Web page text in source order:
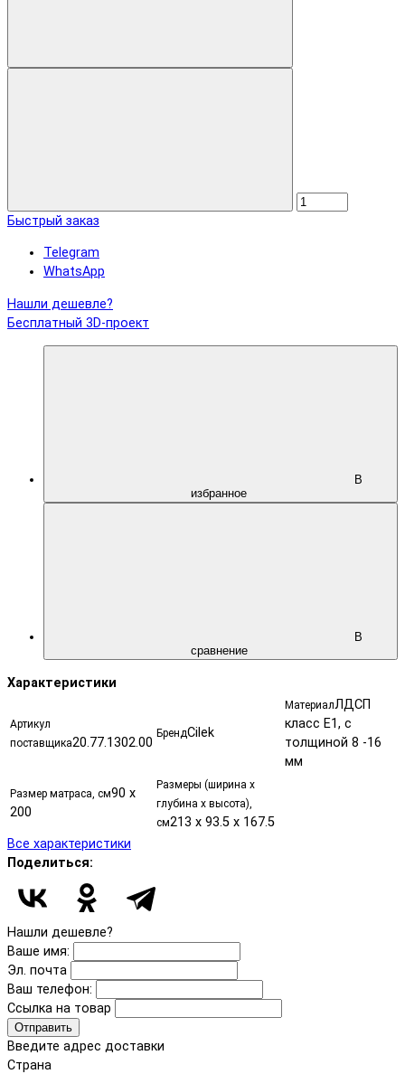
Быстрый заказ
Telegram
WhatsApp
Нашли дешевле?
Бесплатный 3D-проект
В
избранное
В
сравнение
Характеристики
Артикул
поставщика20.77.1302.00
БрендCilek
МатериалЛДСП
класс Е1, с
толщиной 8 -16
мм
Размер матраса, см90 х
200
Размеры (ширина х
глубина х высота),
см213 x 93.5 x 167.5
Все характеристики
Поделиться:
Нашли дешевле?
Ваше имя:
Эл. почта
Ваш телефон:
Ссылка на товар
Отправить
Введите адрес доставки
Страна